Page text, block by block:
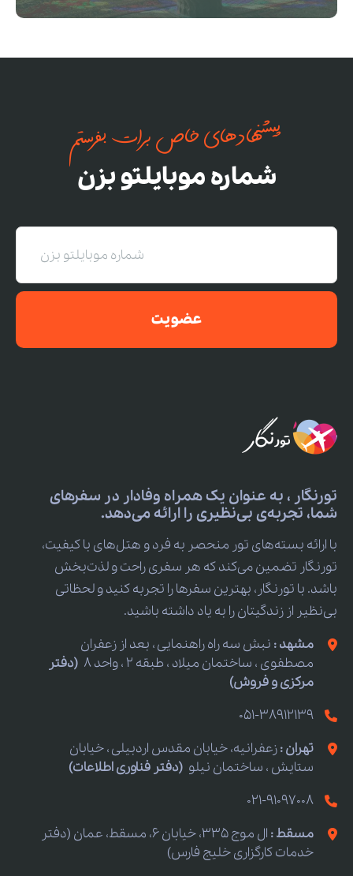
پیشنهادهای خاص برات بفرستم
شماره موبایلتو بزن
عضویت
تورنگار ، به عنوان یک همراه وفادار در سفرهای
شما، تجربه‌ی بی‌نظیری را ارائه می‌دهد.
با ارائه بسته‌های تور منحصر به فرد و هتل‌های با کیفیت،
تورنگار تضمین می‌کند که هر سفری راحت و لذت‌بخش
باشد. با تورنگار، بهترین سفرها را تجربه کنید و لحظاتی
بی‌نظیر از زندگیتان را به یاد داشته باشید.
مشهد : نبش سه راه راهنمایی ، بعد از زعفران
مصطفوی ، ساختمان میلاد ، طبقه 2 ، واحد 8
(دفتر
مرکزی و فروش)
051-38912139
تهران :زعفرانیه، خیابان مقدس اردبیلی ، خیابان
ستایش ، ساختمان نیلو (دفتر فناوری اطلاعات)
021-91097008
مسقط :
ال موج 335، خیابان 6، مسقط، عمان (دفتر
خدمات کارگزاری خلیج فارس)